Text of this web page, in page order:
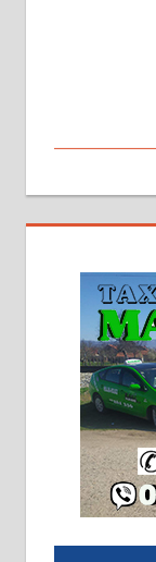
2х150м2,
адресе.
халу на
плацу
064/321-
На